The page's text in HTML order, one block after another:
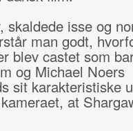
skaldede isse og
man godt,
blev castet som
og Michael Noers
sit karakteristiske
at